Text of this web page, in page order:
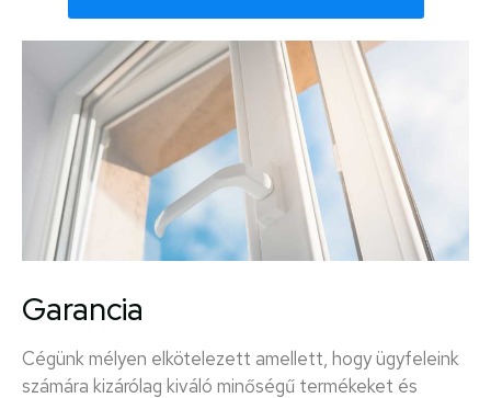
Garancia
Cégünk mélyen elkötelezett amellett, hogy ügyfeleink
számára kizárólag kiváló minőségű termékeket és